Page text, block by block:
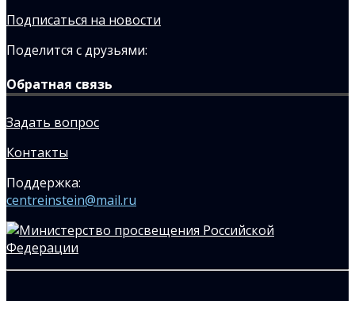
Подписаться на новости
Поделится с друзьями:
Обратная связь
Задать вопрос
Контакты
Поддержка:
centreinstein@mail.ru